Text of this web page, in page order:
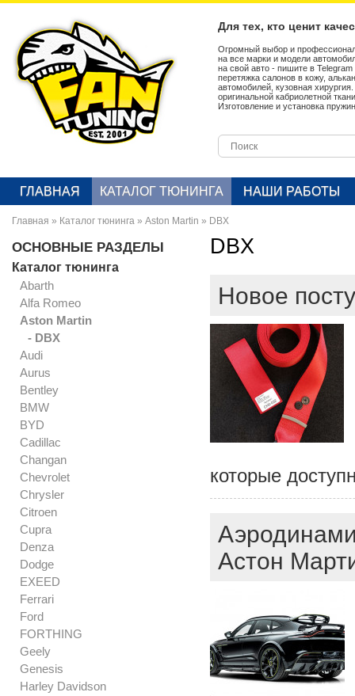
Для тех, кто ценит
Огромный выбор и
на все марки и модели
на свой авто - пишите в
перетяжка салонов в кожу,
автомобилей, кузовная
оригинальной кабриолетной
Изготовление и установка
ГЛАВНАЯ КАТАЛОГ ТЮНИНГА НАШИ РАБОТЫ
Главная » Каталог тюнинга » Aston Martin » DBX
ОСНОВНЫЕ РАЗДЕЛЫ
Каталог тюнинга
Abarth
Alfa Romeo
Aston Martin
- DBX
Audi
Aurus
Bentley
BMW
BYD
Cadillac
Changan
Chevrolet
Chrysler
Citroen
Cupra
Denza
Dodge
EXEED
Ferrari
Ford
FORTHING
Geely
Genesis
Harley Davidson
DBX
Новое
которые
Астон